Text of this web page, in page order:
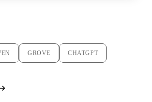
GROVE CHATGPT